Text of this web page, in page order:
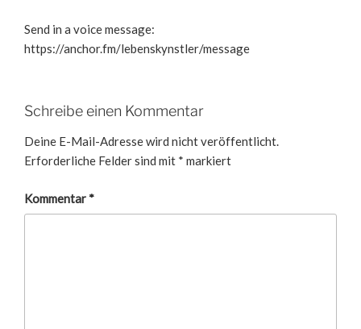
Send in a voice message:
https://anchor.fm/lebenskynstler/message
Schreibe einen Kommentar
Deine E-Mail-Adresse wird nicht veröffentlicht.
Erforderliche Felder sind mit * markiert
Kommentar*